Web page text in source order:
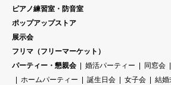
ピアノ練習室・防音室
ポップアップストア
展示会
フリマ（フリーマーケット）
パーティー・懇親会
婚活パーティー 同窓会
ホームパーティー
誕生日会 女子会
結婚